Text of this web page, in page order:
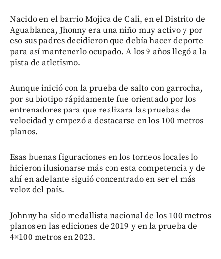
Nacido en el barrio Mojica de Cali, en el Distrito de
Aguablanca, Jhonny era una niño muy activo y por
eso sus padres decidieron que debía hacer deporte
para así mantenerlo ocupado. A los 9 años llegó a la
pista de atletismo.
Aunque inició con la prueba de salto con garrocha,
por su biotipo rápidamente fue orientado por los
entrenadores para que realizara las pruebas de
velocidad y empezó a destacarse en los 100 metros
planos.
Esas buenas figuraciones en los torneos locales lo
hicieron ilusionarse más con esta competencia y de
ahí en adelante siguió concentrado en ser el más
veloz del país.
Johnny ha sido medallista nacional de los 100 metros
planos en las ediciones de 2019 y en la prueba de
4×100 metros en 2023.